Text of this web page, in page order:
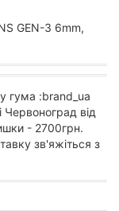
GEN-3 6mm,
гума :brand_ua
Червоноград від
- 2700грн.
зв'яжіться з